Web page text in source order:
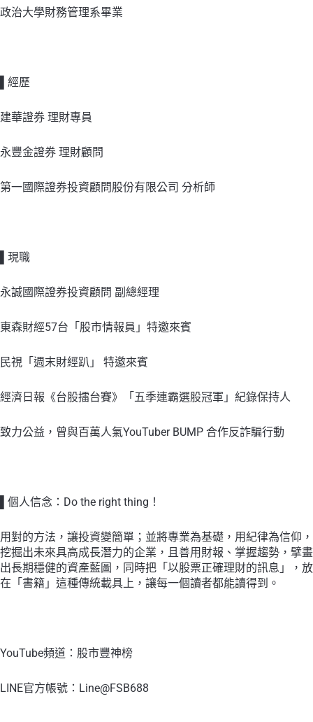
政治大學財務管理系畢業
▌經歷
建華證券 理財專員
永豐金證券 理財顧問
第一國際證券投資顧問股份有限公司 分析師
▌現職
永誠國際證券投資顧問 副總經理
東森財經57台「股市情報員」特邀來賓
民視「週末財經趴」 特邀來賓
經濟日報《台股擂台賽》「五季連霸選股冠軍」紀錄保持人
致力公益，曾與百萬人氣YouTuber BUMP 合作反詐騙行動
▌個人信念：Do the right thing！
用對的方法，讓投資變簡單；並將專業為基礎，用紀律為信仰，
挖掘出未來具高成長潛力的企業，且善用財報、掌握趨勢，擘畫
出長期穩健的資產藍圖，同時把「以股票正確理財的訊息」，放
在「書籍」這種傳統載具上，讓每一個讀者都能讀得到。
YouTube頻道：股市豐神榜
LINE官方帳號：Line@FSB688